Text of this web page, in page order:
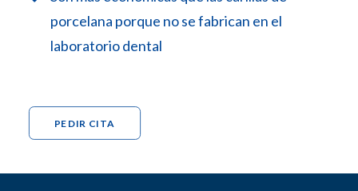
porcelana porque no se fabrican en el
laboratorio dental
PEDIR CITA